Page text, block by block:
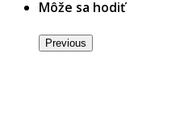
Môže sa hodiť
Previous